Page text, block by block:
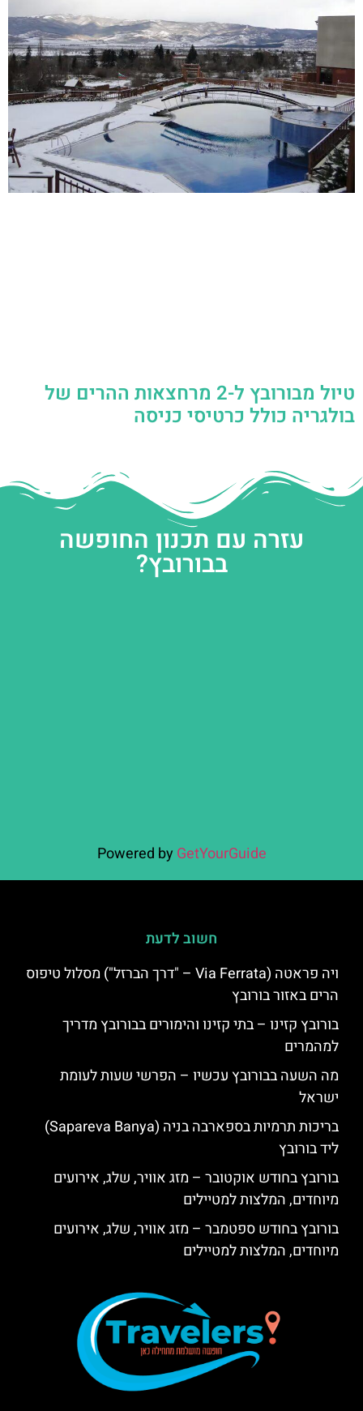
טיול מבורובץ ל-2 מרחצאות ההרים של
בולגריה כולל כרטיסי כניסה
עזרה עם תכנון החופשה
בבורובץ?
Powered by GetYourGuide
חשוב לדעת
ויה פראטה (Via Ferrata – "דרך הברזל") מסלול טיפוס
הרים באזור בורובץ
בורובץ קזינו – בתי קזינו והימורים בבורובץ מדריך
למהמרים
מה השעה בבורובץ עכשיו – הפרשי שעות לעומת
ישראל
בריכות תרמיות בספארבה בניה (Sapareva Banya)
ליד בורובץ
בורובץ בחודש אוקטובר – מזג אוויר, שלג, אירועים
מיוחדים, המלצות למטיילים
בורובץ בחודש ספטמבר – מזג אוויר, שלג, אירועים
מיוחדים, המלצות למטיילים